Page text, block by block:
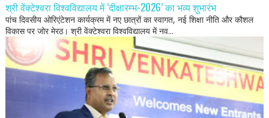
श्री वेंक्टेश्वरा विश्वविद्यालय में ‘दीक्षारम्भ-2026’ का भव्य शुभारंभ
पांच दिवसीय ओरिएंटेशन कार्यक्रम में नए छात्रों का स्वागत, नई शिक्षा नीति और कौशल
विकास पर जोर मेरठ। श्री वेंक्टेश्वरा विश्वविद्यालय में नव...